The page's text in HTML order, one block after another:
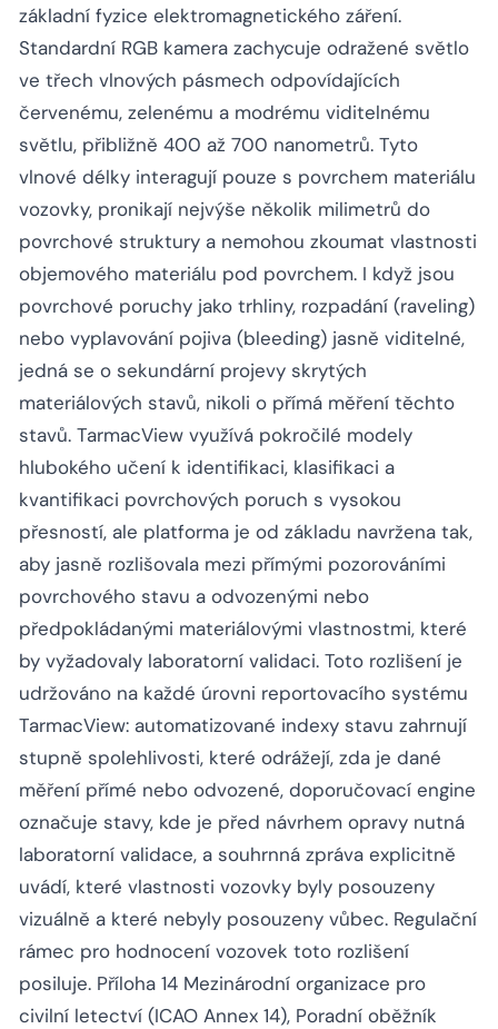
základní fyzice elektromagnetického záření.
Standardní RGB kamera zachycuje odražené světlo
ve třech vlnových pásmech odpovídajících
červenému, zelenému a modrému viditelnému
světlu, přibližně 400 až 700 nanometrů. Tyto
vlnové délky interagují pouze s povrchem materiálu
vozovky, pronikají nejvýše několik milimetrů do
povrchové struktury a nemohou zkoumat vlastnosti
objemového materiálu pod povrchem. I když jsou
povrchové poruchy jako trhliny, rozpadání (raveling)
nebo vyplavování pojiva (bleeding) jasně viditelné,
jedná se o sekundární projevy skrytých
materiálových stavů, nikoli o přímá měření těchto
stavů. TarmacView využívá pokročilé modely
hlubokého učení k identifikaci, klasifikaci a
kvantifikaci povrchových poruch s vysokou
přesností, ale platforma je od základu navržena tak,
aby jasně rozlišovala mezi přímými pozorováními
povrchového stavu a odvozenými nebo
předpokládanými materiálovými vlastnostmi, které
by vyžadovaly laboratorní validaci. Toto rozlišení je
udržováno na každé úrovni reportovacího systému
TarmacView: automatizované indexy stavu zahrnují
stupně spolehlivosti, které odrážejí, zda je dané
měření přímé nebo odvozené, doporučovací engine
označuje stavy, kde je před návrhem opravy nutná
laboratorní validace, a souhrnná zpráva explicitně
uvádí, které vlastnosti vozovky byly posouzeny
vizuálně a které nebyly posouzeny vůbec. Regulační
rámec pro hodnocení vozovek toto rozlišení
posiluje. Příloha 14 Mezinárodní organizace pro
civilní letectví (ICAO Annex 14), Poradní oběžník